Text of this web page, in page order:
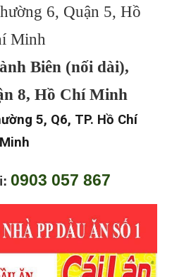
6, Quận 5, Hồ
Minh
Biên (nối dài),
8, Hồ Chí Minh
5, Q6, TP. Hồ Chí
Minh
0903 057 867